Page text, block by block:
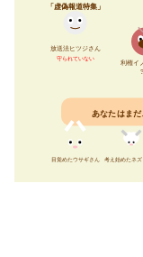
「虚偽報道特集」
放送法ヒツジさん
守られていない
利権イ
あなたはまだ
目覚めたウサギさん 考え始めたネズ